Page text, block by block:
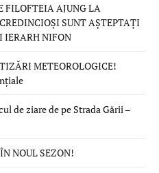
FILOFTEIA AJUNG LA
SUNT AȘTEPTAȚI
IERARH NIFON
METEOROLOGICE!
de ziare de pe Strada Gării –
NOUL SEZON!